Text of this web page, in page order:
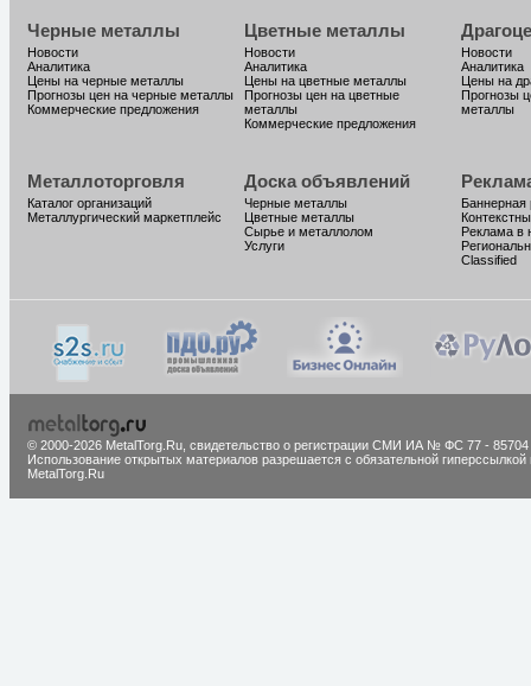
Черные металлы
Новости
Аналитика
Цены на черные металлы
Прогнозы цен на черные металлы
Коммерческие предложения
Цветные металлы
Новости
Аналитика
Цены на цветные металлы
Прогнозы цен на цветные
металлы
Коммерческие предложения
Новости
Аналитика
Цены на
Прогнозы
металлы
Металлоторговля
Каталог организаций
Металлургический маркетплейс
Доска объявлений
Черные металлы
Цветные металлы
Сырье и металлолом
Услуги
Баннерная
Реклама в
Classified
© 2000-2026 MetalTorg.Ru, cвидетельство о регистрации СМИ ИА № ФС 77 - 85704
Использование открытых материалов разрешается с обязательной гиперссылкой
MetalTorg.Ru